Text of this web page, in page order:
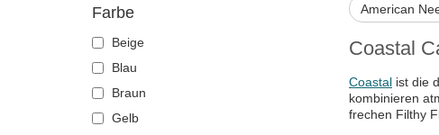
Farbe
Beige
Blau
Braun
Gelb
American
Coastal
Coastal ist die
kombinieren
frechen Filthy